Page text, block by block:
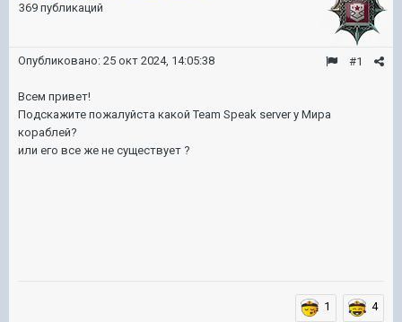
369 публикаций
#1
Опубликовано: 25 окт 2024, 14:05:38
Всем привет!
Подскажите пожалуйста какой Team Speak server у Мира
кораблей?
или его все же не существует ?
1 4